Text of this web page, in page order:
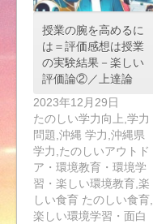
授業の腕を高めるに
は＝評価感想は授業
の実験結果－楽しい
評価論②／上達論
2023年12月29日
たのしい学力向上,学力
問題,沖縄 学力,沖縄県
学力,たのしいアウトド
ア・環境教育・環境学
習・楽しい環境教育,楽
しい食育 たのしい食育,
楽しい環境学習・面白